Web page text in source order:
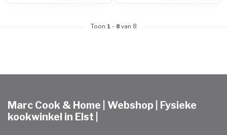
Toon 1 - 8van 8
Marc Cook & Home | Webshop | Fysieke
kookwinkel in Elst |